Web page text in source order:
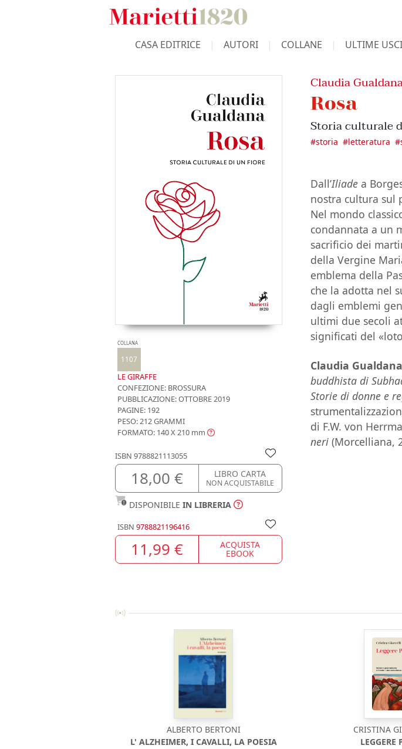
CASA EDITRICE AUTORI COLLANE ULTIME
COLLANA
1107
LE GIRAFFE
CONFEZIONE: BROSSURA
PUBBLICAZIONE:OTTOBRE 2019
PAGINE: 192
PESO: 212 GRAMMI
FORMATO: 140 X 210 mm
ISBN 9788821113055
18,00 € LIBRO CARTA
NON ACQUISTABILE
DISPONIBILE IN LIBRERIA
ISBN 9788821196416
11,99 € ACQUISTA
EBOOK
Claudia
Rosa
Storia culturale
#storia #letteratura #
Dall’Iliade a
nostra cultura sul
Nel mondo
condannata a un
sacrificio dei
della Vergine
emblema della
che la adotta nel
dagli emblemi
ultimi due secoli
significati del
Claudia Gualdana
buddhista di
Storie di donne e
di F.W. von
neri(Morcelliana,
ALBERTO BERTONI
L' ALZHEIMER, I CAVALLI, LA POESIA
CRISTINA
LEGGERE